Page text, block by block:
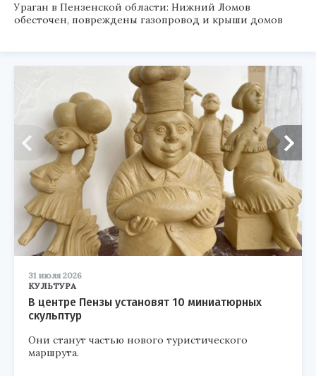
Ураган в Пензенской области: Нижний Ломов
обесточен, повреждены газопровод и крыши домов
31 июля 2026
КУЛЬТУРА
В центре Пензы установят 10 миниатюрных
скульптур
Они станут частью нового туристического
маршрута.